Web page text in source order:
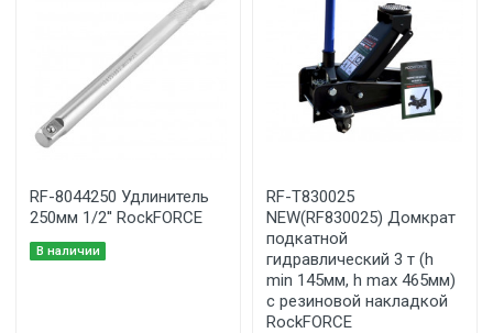
RF-8044250 Удлинитель
250мм 1/2'' RockFORCE
В наличии
RF-T830025
NEW(RF830025) Домкрат
подкатной
гидравлический 3 т (h
min 145мм, h max 465мм)
с резиновой накладкой
RockFORCE